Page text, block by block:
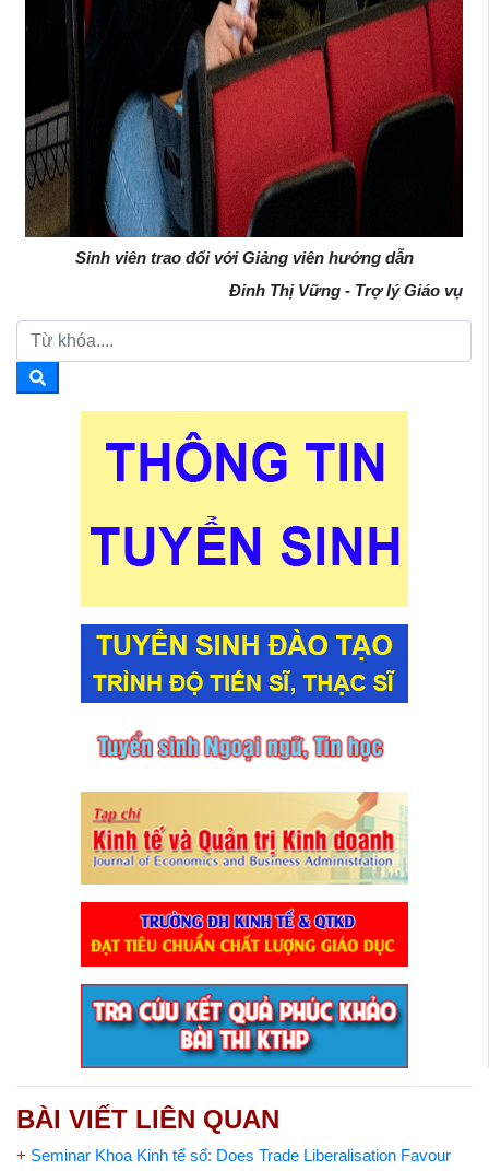
Sinh viên trao đổi với Giảng viên hướng dẫn
Đinh Thị Vững - Trợ lý Giáo vụ
BÀI VIẾT LIÊN QUAN
+ Seminar Khoa Kinh tế số: Does Trade Liberalisation Favour